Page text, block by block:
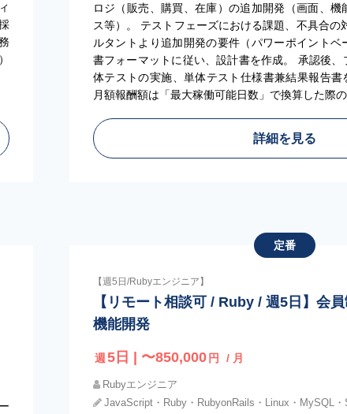
ロジ（販売、購買、在庫）の追加開発（画面、機
ス等）。 テストフェーズにおける課題、不具合の
ルタントより追加開発の要件（パワーポイント
書フォーマットに従い、設計書を作成。 承認後
体テストの実施、単体テスト仕様書兼結果報告
月額報酬額は「最大稼働可能日数」で換算した際
詳細を見る
定番
【週5日/Rubyエンジニア】
【リモート相談可 / Ruby / 週5日】会
機能開発
週 5日 | 〜850,000 円 / 月
Rubyエンジニア
JavaScript・Ruby・RubyonRails・Linux・MySQL